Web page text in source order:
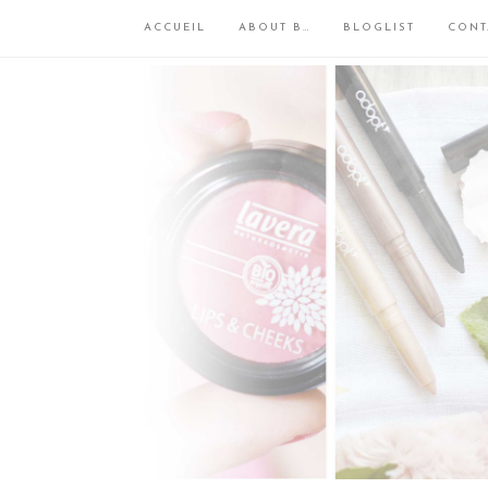
ACCUEIL ABOUT B… BLOGLIST